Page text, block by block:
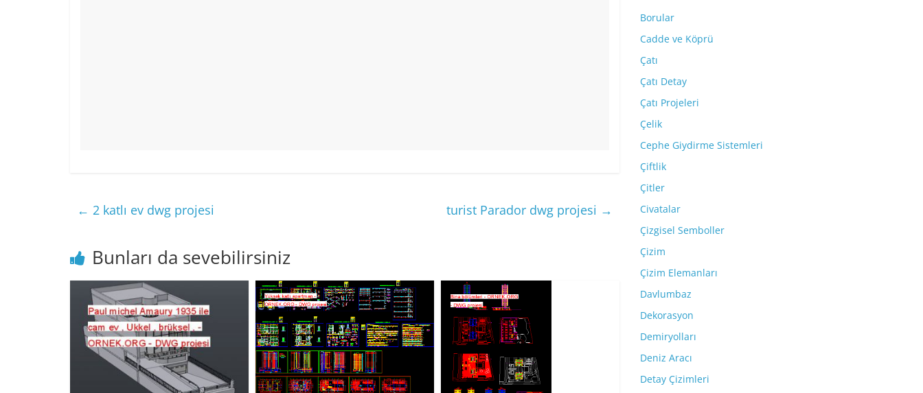
← 2 katlı ev dwg projesi turist Parador dwg projesi →
Bunları da sevebilirsiniz
Borular
Cadde ve Köprü
Çatı
Çatı Detay
Çatı Projeleri
Çelik
Cephe Giydirme Sistemleri
Çiftlik
Çitler
Civatalar
Çizgisel Semboller
Çizim
Çizim Elemanları
Davlumbaz
Dekorasyon
Demiryolları
Deniz Aracı
Detay Çizimleri